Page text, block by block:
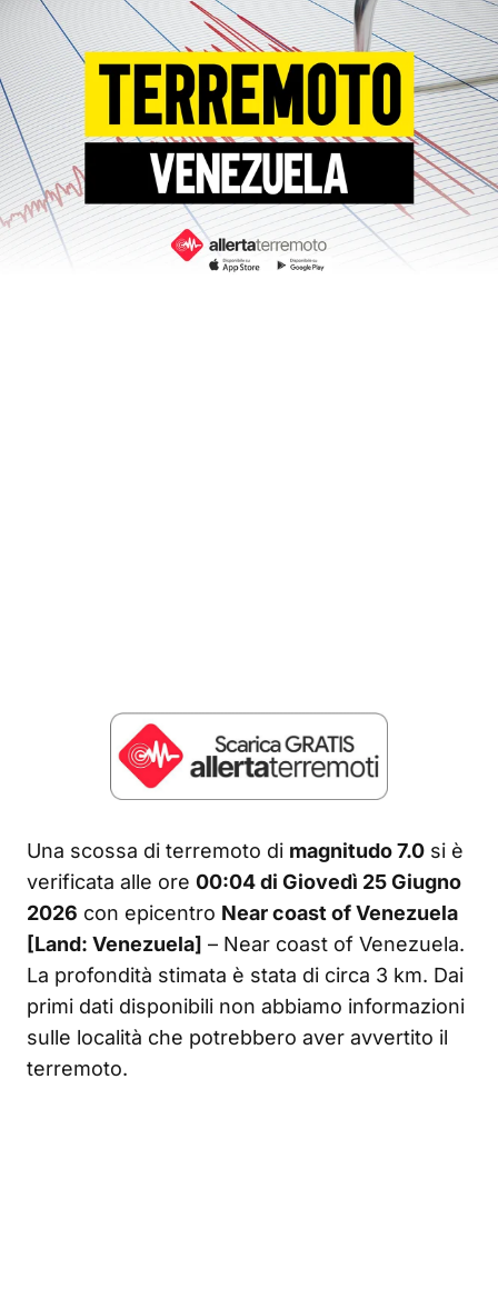
Una scossa di terremoto di magnitudo 7.0 si è
verificata alle ore 00:04 di Giovedì 25 Giugno
2026 con epicentro Near coast of Venezuela
[Land: Venezuela] – Near coast of Venezuela.
La profondità stimata è stata di circa 3 km. Dai
primi dati disponibili non abbiamo informazioni
sulle località che potrebbero aver avvertito il
terremoto.